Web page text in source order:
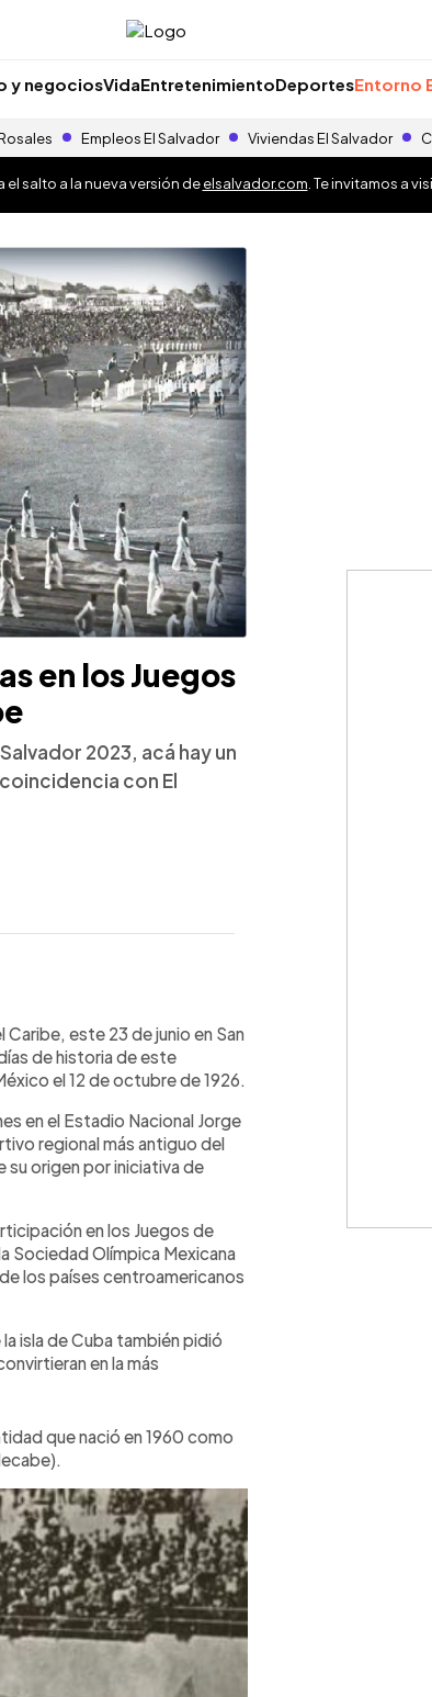
y negociosVidaEntretenimientoDeportesEntorno
Empleos El Salvador Viviendas El Salvador
el salto a la nueva versión deelsalvador.com . Te invitamos a
en los Juegos
2023, acá hay un
con El
Caribe, este 23 de junio en San
de historia de este
el 12 de octubre de 1926.
en el Estadio Nacional Jorge
regional más antiguo del
su origen por iniciativa de
en los Juegos de
Sociedad Olímpica Mexicana
los países centroamericanos
isla de Cuba también pidió
en la más
que nació en 1960 como